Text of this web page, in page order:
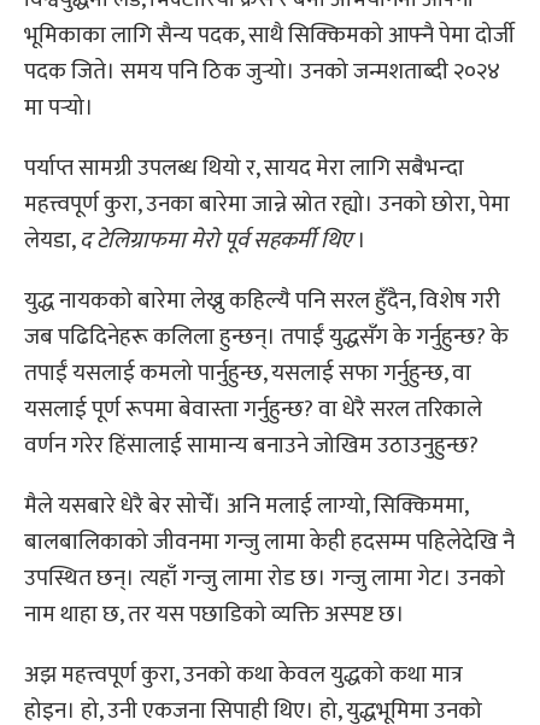
भूमिकाका लागि सैन्य पदक, साथै सिक्किमको आफ्नै पेमा दोर्जी
पदक जिते। समय पनि ठिक जुर्‍यो। उनको जन्मशताब्दी २०२४
मा पर्‍यो।
पर्याप्त सामग्री उपलब्ध थियो र, सायद मेरा लागि सबैभन्दा
महत्त्वपूर्ण कुरा, उनका बारेमा जान्ने स्रोत रह्यो। उनको छोरा, पेमा
लेयडा,द टेलिग्राफमा मेरो पूर्व सहकर्मी थिए।
युद्ध नायकको बारेमा लेख्नु कहिल्यै पनि सरल हुँदैन, विशेष गरी
जब पढिदिनेहरू कलिला हुन्छन्। तपाईं युद्धसँग के गर्नुहुन्छ? के
तपाईं यसलाई कमलो पार्नुहुन्छ, यसलाई सफा गर्नुहुन्छ, वा
यसलाई पूर्ण रूपमा बेवास्ता गर्नुहुन्छ? वा धेरै सरल तरिकाले
वर्णन गरेर हिंसालाई सामान्य बनाउने जोखिम उठाउनुहुन्छ?
मैले यसबारे धेरै बेर सोचेँ। अनि मलाई लाग्यो, सिक्किममा,
बालबालिकाको जीवनमा गन्जु लामा केही हदसम्म पहिलेदेखि नै
उपस्थित छन्। त्यहाँ गन्जु लामा रोड छ। गन्जु लामा गेट। उनको
नाम थाहा छ, तर यस पछाडिको व्यक्ति अस्पष्ट छ।
अझ महत्त्वपूर्ण कुरा, उनको कथा केवल युद्धको कथा मात्र
होइन। हो, उनी एकजना सिपाही थिए। हो, युद्धभूमिमा उनको